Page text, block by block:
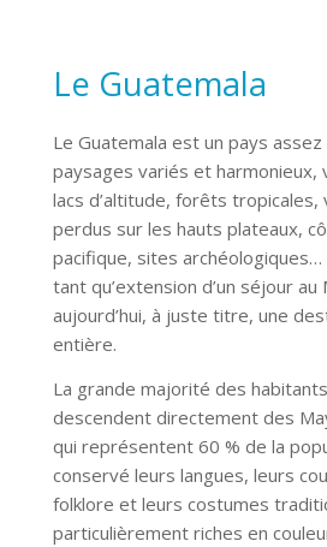
Le Guatemala
Le Guatemala est un pays
paysages variés et harmonieux,
lacs d’altitude, forêts tropicales,
perdus sur les hauts plateaux,
pacifique, sites
tant qu’extension d’un séjour au
aujourd’hui, à juste titre, une
entière.
La grande majorité des
descendent directement des
qui représentent 60 % de la
conservé leurs langues, leurs
folklore et leurs costumes
particulièrement riches en